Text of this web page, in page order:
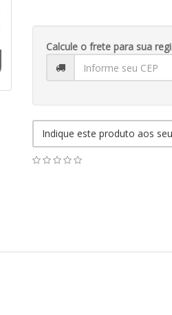
Calcule o frete para sua
Indique este produto aos